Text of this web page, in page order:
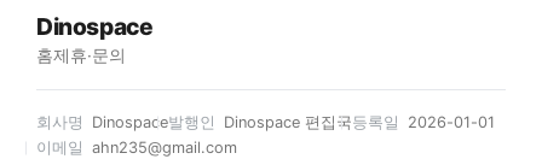
Dinospace
홈제휴·문의
회사명 Dinospace발행인 Dinospace 편집국등록일
2026-01-01
이메일 ahn235@gmail.com